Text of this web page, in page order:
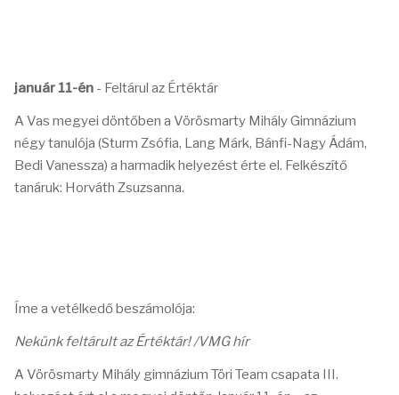
január 11-én - Feltárul az Értéktár
A Vas megyei döntőben a Vörösmarty Mihály Gimnázium
négy tanulója (Sturm Zsófia, Lang Márk, Bánfi-Nagy Ádám,
Bedi Vanessza) a harmadik helyezést érte el. Felkészítő
tanáruk: Horváth Zsuzsanna.
Íme a vetélkedő beszámolója:
Nekünk feltárult az Értéktár! /VMG hír
A Vörösmarty Mihály gimnázium Töri Team csapata III.